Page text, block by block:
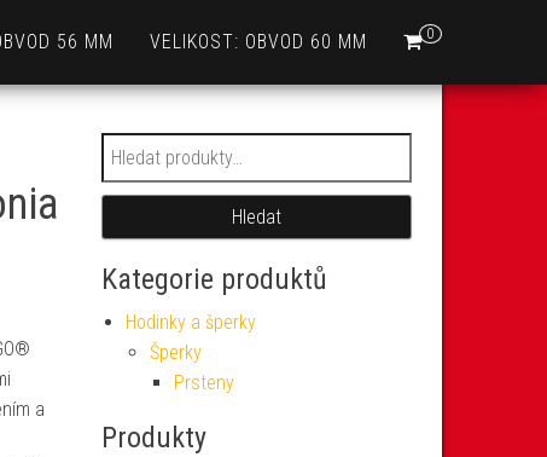
0
56 MM VELIKOST: OBVOD 60 MM
a
Hledat:
Hledat
Kategorie produktů
Hodinky a šperky
Šperky
Prsteny
Produkty